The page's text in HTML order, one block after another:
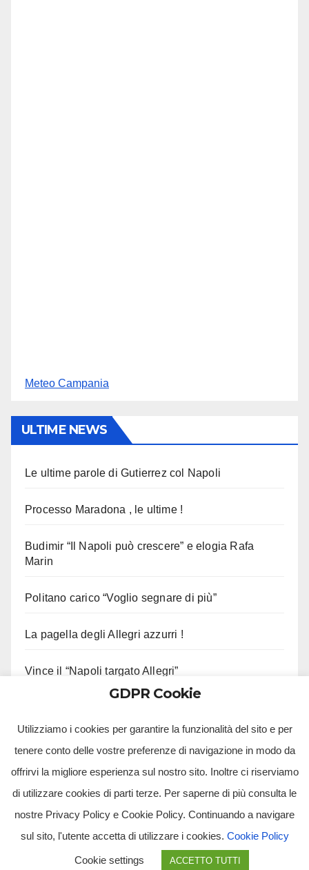
Meteo Campania
ULTIME NEWS
Le ultime parole di Gutierrez col Napoli
Processo Maradona , le ultime !
Budimir “Il Napoli può crescere” e elogia Rafa
Marin
Politano carico “Voglio segnare di più”
La pagella degli Allegri azzurri !
Vince il “Napoli targato Allegri”
Tv Multimidia Srl - Via Giulio Natta, SNC, 80126, Napoli (NA).
GDPR Cookie
Utilizziamo i cookies per garantire la funzionalità del sito e per
tenere conto delle vostre preferenze di navigazione in modo da
offrirvi la migliore esperienza sul nostro sito. Inoltre ci riserviamo
di utilizzare cookies di parti terze. Per saperne di più consulta le
nostre Privacy Policy e Cookie Policy. Continuando a navigare
sul sito, l'utente accetta di utilizzare i cookies. Cookie Policy
Cookie settings ACCETTO TUTTI